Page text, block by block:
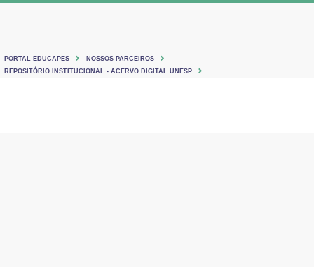
PORTAL EDUCAPES
NOSSOS PARCEIROS
REPOSITÓRIO INSTITUCIONAL - ACERVO DIGITAL UNESP